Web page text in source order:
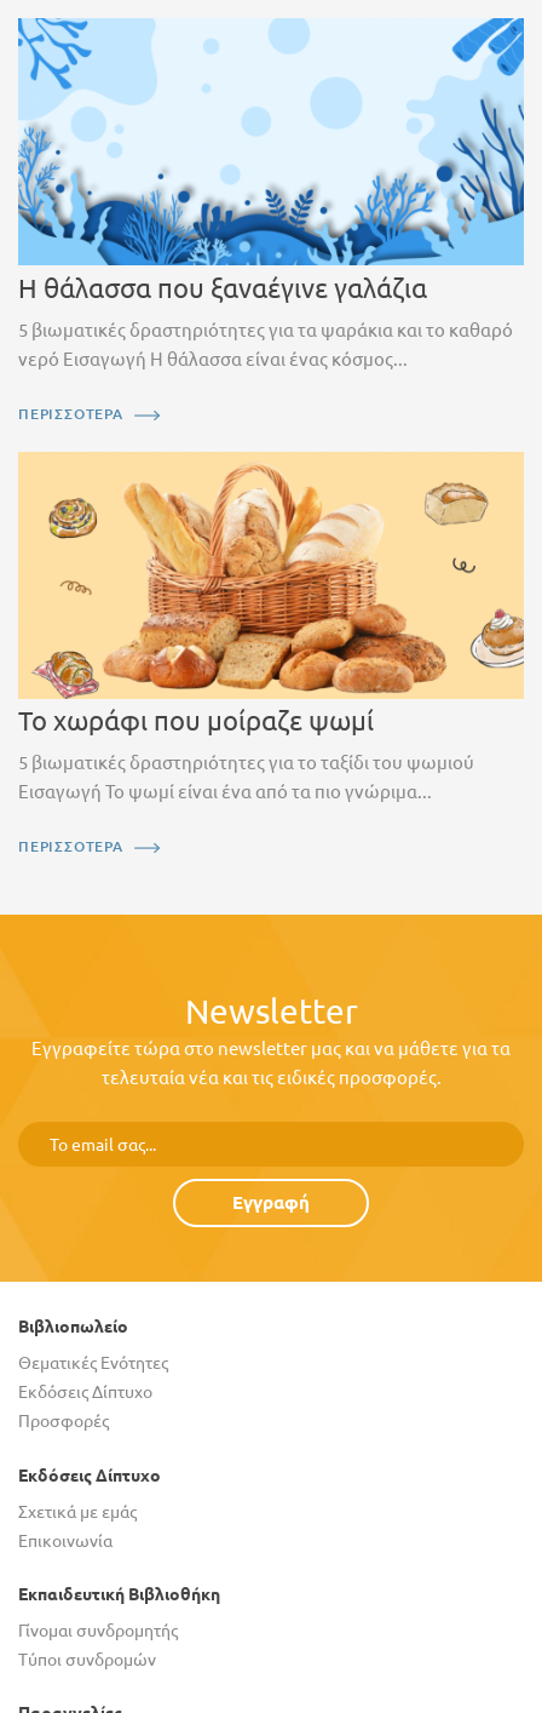
Η θάλασσα που ξαναέγινε γαλάζια
5 βιωματικές δραστηριότητες για τα ψαράκια και το καθαρό
νερό Εισαγωγή Η θάλασσα είναι ένας κόσμος...
ΠΕΡΙΣΣΟΤΕΡΑ
Το χωράφι που μοίραζε ψωμί
5 βιωματικές δραστηριότητες για το ταξίδι του ψωμιού
Εισαγωγή Το ψωμί είναι ένα από τα πιο γνώριμα...
ΠΕΡΙΣΣΟΤΕΡΑ
Newsletter
Εγγραφείτε τώρα στο newsletter μας και να μάθετε για τα
τελευταία νέα και τις ειδικές προσφορές.
Εγγραφή
Βιβλιοπωλείο
Θεματικές Ενότητες
Εκδόσεις Δίπτυχο
Προσφορές
Εκδόσεις Δίπτυχο
Σχετικά με εμάς
Επικοινωνία
Εκπαιδευτική Βιβλιοθήκη
Γίνομαι συνδρομητής
Τύποι συνδρομών